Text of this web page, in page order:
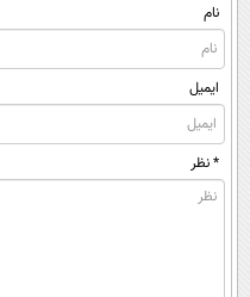
نام
ایمیل
* نظر